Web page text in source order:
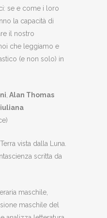
se e come i loro
la capacità di
il nostro
che leggiamo e
(e non solo) in
Alan Thomas
vista dalla Luna.
scritta da
maschile,
maschile del